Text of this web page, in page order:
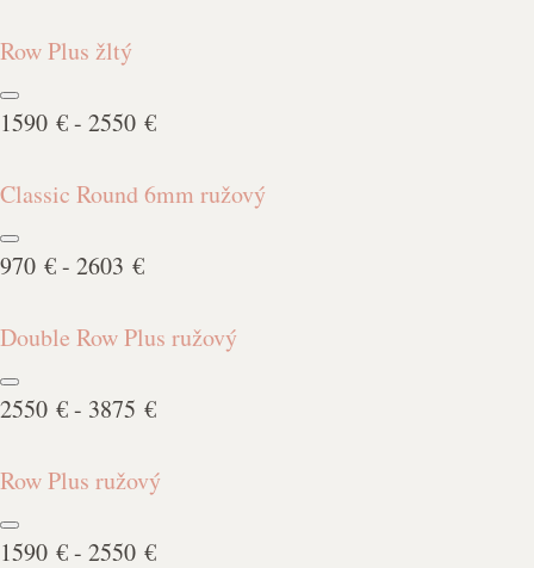
Row Plus žltý
1590 € - 2550 €
Classic Round 6mm ružový
970 € - 2603 €
Double Row Plus ružový
2550 € - 3875 €
Row Plus ružový
1590 € - 2550 €